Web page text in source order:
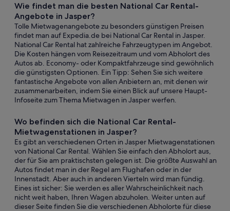
Wie findet man die besten National Car Rental-
Angebote in Jasper?
Tolle Mietwagenangebote zu besonders günstigen Preisen
findet man auf Expedia.de bei National Car Rental in Jasper.
National Car Rental hat zahlreiche Fahrzeugtypen im Angebot.
Die Kosten hängen vom Reisezeitraum und vom Abholort des
Autos ab. Economy- oder Kompaktfahrzeuge sind gewöhnlich
die günstigsten Optionen. Ein Tipp: Sehen Sie sich weitere
fantastische Angebote von allen Anbietern an, mit denen wir
zusammenarbeiten, indem Sie einen Blick auf unsere Haupt-
Infoseite zum Thema Mietwagen in Jasper werfen.
Wo befinden sich die National Car Rental-
Mietwagenstationen in Jasper?
Es gibt an verschiedenen Orten in Jasper Mietwagenstationen
von National Car Rental. Wählen Sie einfach den Abholort aus,
der für Sie am praktischsten gelegen ist. Die größte Auswahl an
Autos findet man in der Regel am Flughafen oder in der
Innenstadt. Aber auch in anderen Vierteln wird man fündig.
Eines ist sicher: Sie werden es aller Wahrscheinlichkeit nach
nicht weit haben, Ihren Wagen abzuholen. Weiter unten auf
dieser Seite finden Sie die verschiedenen Abholorte für diese